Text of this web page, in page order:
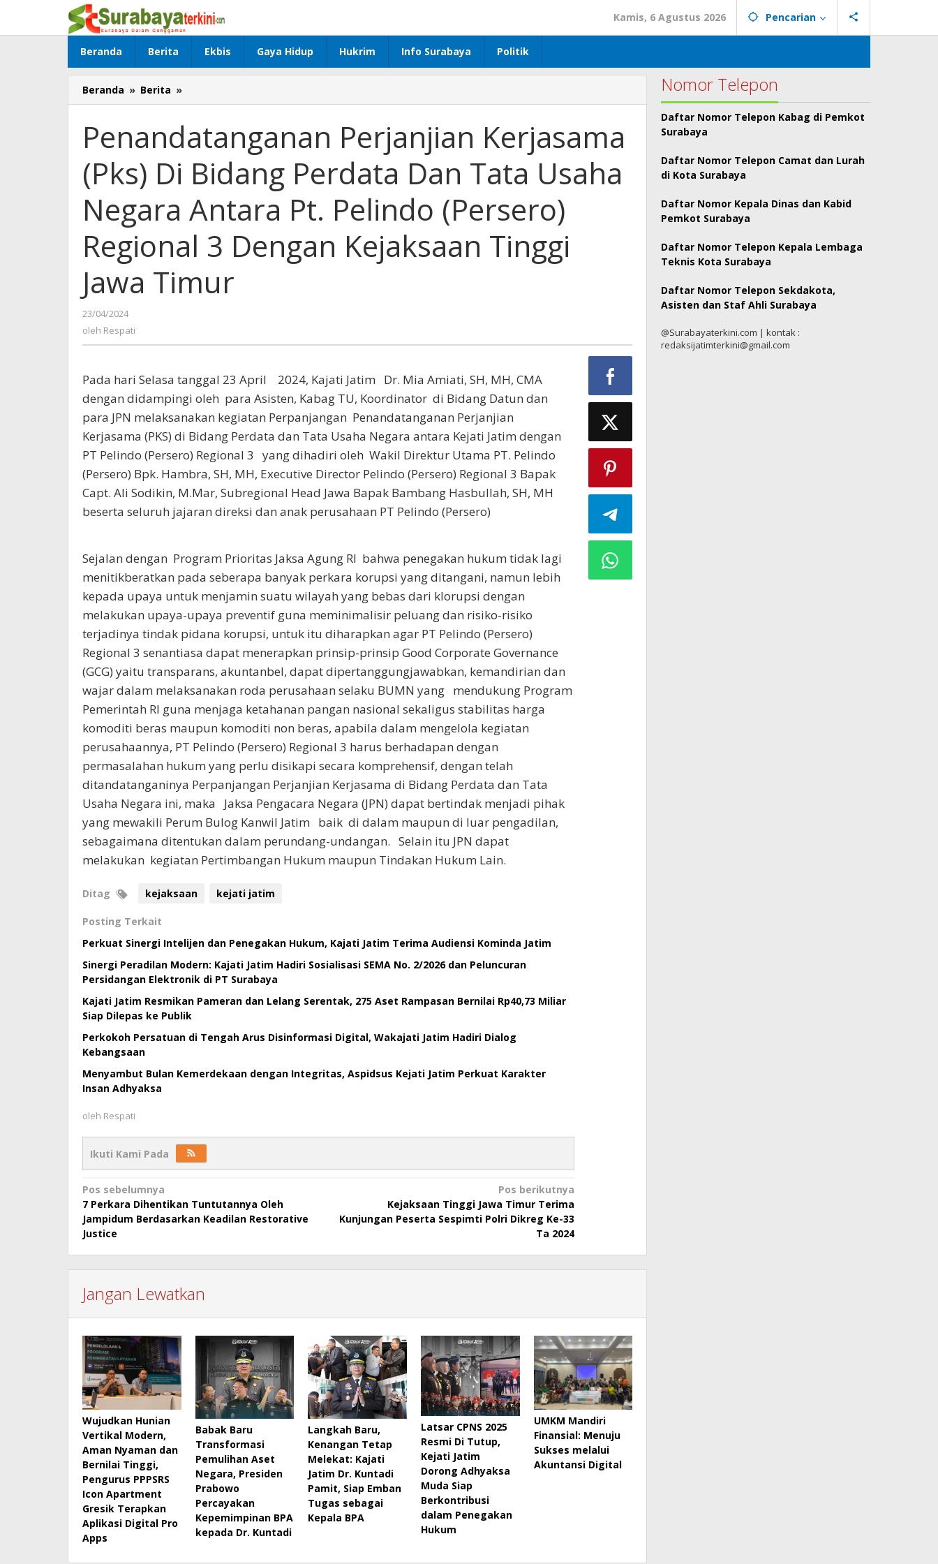
konten
Kamis, 6 Agustus 2026 Pencarian
Beranda Berita Ekbis Gaya Hidup Hukrim Info Surabaya Politik
Beranda » Berita »
Perjanjian
(Pks)
Di
Bidang
Perdata
Tata
Usaha
Negara
Antara
Pelindo
(Persero)
Jawa
Timur
Penandatanganan Perjanjian Kerjasama
(Pks) Di Bidang Perdata Dan Tata Usaha
Negara Antara Pt. Pelindo (Persero)
Regional 3 Dengan Kejaksaan Tinggi
Jawa Timur
23/04/2024
oleh Respati
Pada hari Selasa tanggal 23 April 2024, Kajati Jatim Dr. Mia Amiati, SH, MH, CMA
dengan didampingi oleh para Asisten, Kabag TU, Koordinator di Bidang Datun dan
para JPN melaksanakan kegiatan Perpanjangan Penandatanganan Perjanjian
Kerjasama (PKS) di Bidang Perdata dan Tata Usaha Negara antara Kejati Jatim dengan
PT Pelindo (Persero) Regional 3 yang dihadiri oleh Wakil Direktur Utama PT. Pelindo
(Persero) Bpk. Hambra, SH, MH, Executive Director Pelindo (Persero) Regional 3 Bapak
Capt. Ali Sodikin, M.Mar, Subregional Head Jawa Bapak Bambang Hasbullah, SH, MH
beserta seluruh jajaran direksi dan anak perusahaan PT Pelindo (Persero)
Sejalan dengan Program Prioritas Jaksa Agung RI bahwa penegakan hukum tidak lagi
menitikberatkan pada seberapa banyak perkara korupsi yang ditangani, namun lebih
kepada upaya untuk menjamin suatu wilayah yang bebas dari kIorupsi dengan
melakukan upaya-upaya preventif guna meminimalisir peluang dan risiko-risiko
terjadinya tindak pidana korupsi, untuk itu diharapkan agar PT Pelindo (Persero)
Regional 3 senantiasa dapat menerapkan prinsip-prinsip Good Corporate Governance
(GCG) yaitu transparans, akuntanbel, dapat dipertanggungjawabkan, kemandirian dan
wajar dalam melaksanakan roda perusahaan selaku BUMN yang mendukung Program
Pemerintah RI guna menjaga ketahanan pangan nasional sekaligus stabilitas harga
komoditi beras maupun komoditi non beras, apabila dalam mengelola kegiatan
perusahaannya, PT Pelindo (Persero) Regional 3 harus berhadapan dengan
permasalahan hukum yang perlu disikapi secara komprehensif, dengan telah
ditandatanganinya Perpanjangan Perjanjian Kerjasama di Bidang Perdata dan Tata
Usaha Negara ini, maka Jaksa Pengacara Negara (JPN) dapat bertindak menjadi pihak
yang mewakili Perum Bulog Kanwil Jatim baik di dalam maupun di luar pengadilan,
sebagaimana ditentukan dalam perundang-undangan. Selain itu JPN dapat
melakukan kegiatan Pertimbangan Hukum maupun Tindakan Hukum Lain.
Ditag kejaksaan kejati jatim
Posting Terkait
Perkuat Sinergi Intelijen dan Penegakan Hukum, Kajati Jatim Terima Audiensi Kominda Jatim
Sinergi Peradilan Modern: Kajati Jatim Hadiri Sosialisasi SEMA No. 2/2026 dan Peluncuran
Persidangan Elektronik di PT Surabaya
Kajati Jatim Resmikan Pameran dan Lelang Serentak, 275 Aset Rampasan Bernilai Rp40,73 Miliar
Siap Dilepas ke Publik
Perkokoh Persatuan di Tengah Arus Disinformasi Digital, Wakajati Jatim Hadiri Dialog
Kebangsaan
Menyambut Bulan Kemerdekaan dengan Integritas, Aspidsus Kejati Jatim Perkuat Karakter
Insan Adhyaksa
oleh Respati
Ikuti Kami Pada
Navigasi
pos
Pos sebelumnya
7 Perkara Dihentikan Tuntutannya Oleh
Jampidum Berdasarkan Keadilan Restorative
Justice
Pos berikutnya
Kejaksaan Tinggi Jawa Timur Terima
Kunjungan Peserta Sespimti Polri Dikreg Ke-33
Ta 2024
Jangan Lewatkan
Wujudkan Hunian
Vertikal Modern,
Aman Nyaman dan
Bernilai Tinggi,
Pengurus PPPSRS
Icon Apartment
Gresik Terapkan
Aplikasi Digital Pro
Apps
Babak Baru
Transformasi
Pemulihan Aset
Negara, Presiden
Prabowo
Percayakan
Kepemimpinan BPA
kepada Dr. Kuntadi
Langkah Baru,
Kenangan Tetap
Melekat: Kajati
Jatim Dr. Kuntadi
Pamit, Siap Emban
Tugas sebagai
Kepala BPA
Latsar CPNS 2025
Resmi Di Tutup,
Kejati Jatim
Dorong Adhyaksa
Muda Siap
Berkontribusi
dalam Penegakan
Hukum
UMKM Mandiri
Finansial: Menuju
Sukses melalui
Akuntansi Digital
Nomor Telepon
Daftar Nomor Telepon Kabag di Pemkot
Surabaya
Daftar Nomor Telepon Camat dan Lurah
di Kota Surabaya
Daftar Nomor Kepala Dinas dan Kabid
Pemkot Surabaya
Daftar Nomor Telepon Kepala Lembaga
Teknis Kota Surabaya
Daftar Nomor Telepon Sekdakota,
Asisten dan Staf Ahli Surabaya
@Surabayaterkini.com | kontak :
redaksijatimterkini@gmail.com